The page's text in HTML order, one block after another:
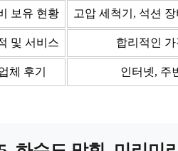
보유 현황 고압 세척기, 석션
및 서비스 합리적인
체 후기 인터넷, 주